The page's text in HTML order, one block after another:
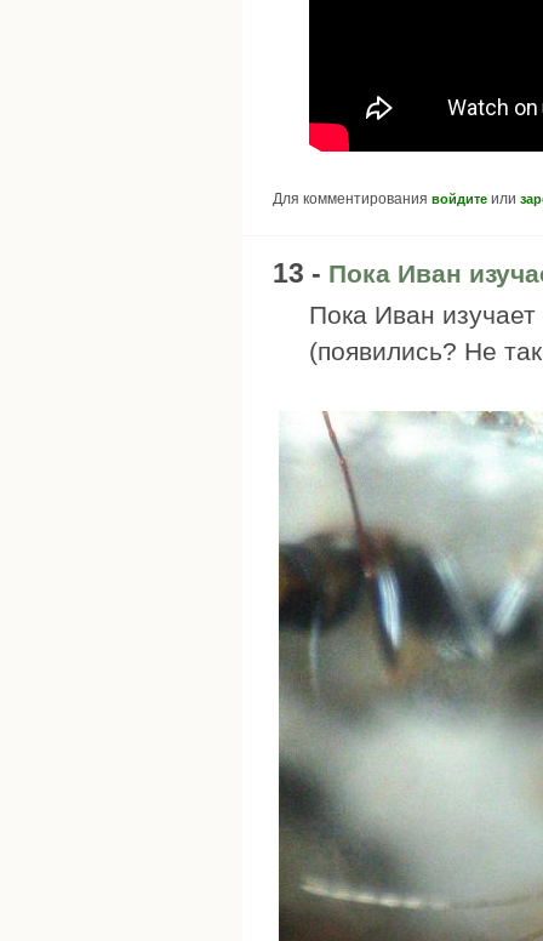
Для комментирования войдите или
13 - Пока Иван
Пока Иван изучает
(появились? Не